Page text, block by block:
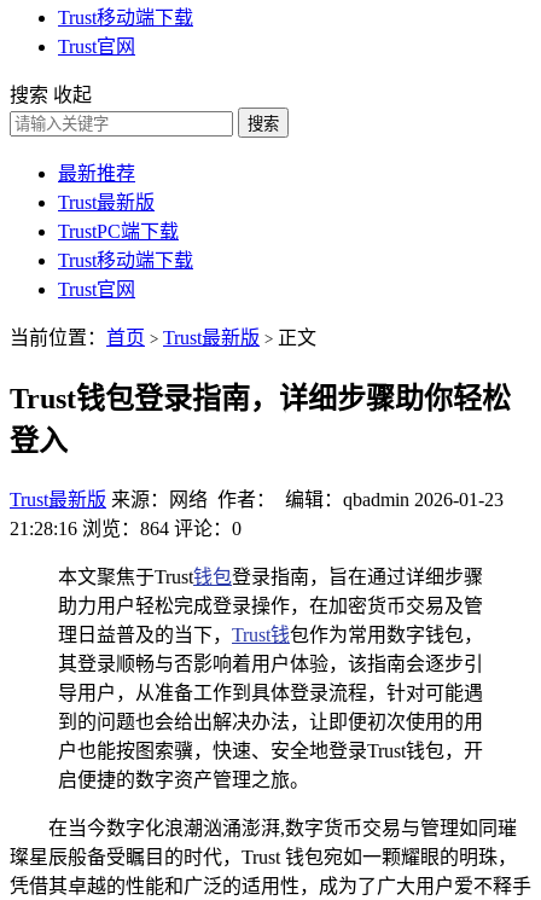
Trust移动端下载
Trust官网
搜索 收起
搜索
最新推荐
Trust最新版
TrustPC端下载
Trust移动端下载
Trust官网
当前位置： 首页 > Trust最新版 > 正文
Trust钱包登录指南，详细步骤助你轻松
登入
Trust最新版 来源：网络 作者： 编辑：qbadmin 2026-01-23
21:28:16 浏览：864 评论：0
本文聚焦于Trust钱包登录指南，旨在通过详细步骤
助力用户轻松完成登录操作，在加密货币交易及管
理日益普及的当下， Trust钱包作为常用数字钱包，
其登录顺畅与否影响着用户体验，该指南会逐步引
导用户，从准备工作到具体登录流程，针对可能遇
到的问题也会给出解决办法，让即便初次使用的用
户也能按图索骥，快速、安全地登录Trust钱包，开
启便捷的数字资产管理之旅。
在当今数字化浪潮汹涌澎湃,数字货币交易与管理如同璀
璨星辰般备受瞩目的时代，Trust 钱包宛如一颗耀眼的明珠，
凭借其卓越的性能和广泛的适用性，成为了广大用户爱不释手